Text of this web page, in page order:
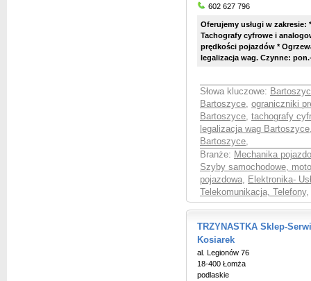
602 627 796
Oferujemy usługi w
Tachografy cyfrowe i
prędkości pojazdów *
legalizacja wag. Czynne:
Słowa kluczowe:
Bartoszyce, ograniczniki
Bartoszyce, tachografy
legalizacja wag Bartoszyce
Bartoszyce,
Branże: Mechanika
Szyby samochodowe,
pojazdowa, Elektronika-
Telekomunikacja, Telefony,
TRZYNASTKA Sklep-
Kosiarek
al. Legionów 76
18-400 Łomża
podlaskie